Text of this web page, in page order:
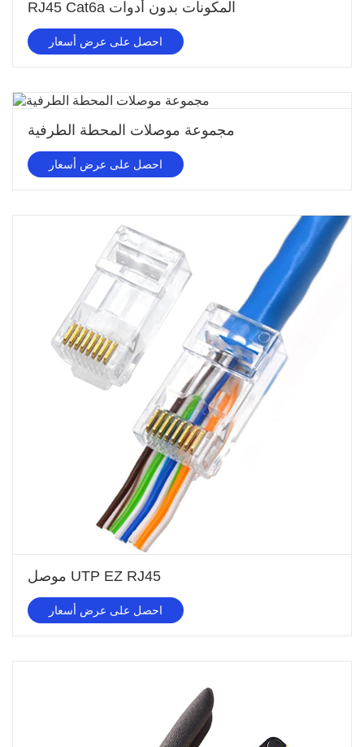
RJ45 Cat6a المكونات بدون أدوات
احصل على عرض أسعار
مجموعة موصلات المحطة الطرفية
احصل على عرض أسعار
موصل UTP EZ RJ45
احصل على عرض أسعار